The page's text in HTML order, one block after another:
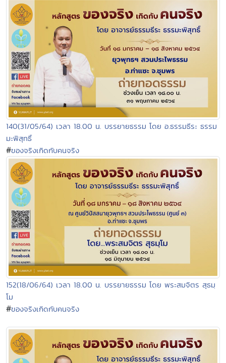
140(31/05/64) เวลา 18.00 น. บรรยายธรรม โดย อ.ธรรมธีระ ธรรม
มะพิสุทธิ์
#ของจริงเกิดกับคนจริง
152(18/06/64) เวลา 18.00 น. บรรยายธรรม โดย พระสมจิตร สุธมฺ
โม
#ของจริงเกิดกับคนจริง